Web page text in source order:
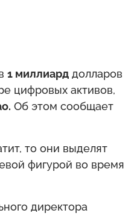
1 миллиард долларов
цифровых активов,
Об этом сообщает
то они выделят
фигурой во время
директора